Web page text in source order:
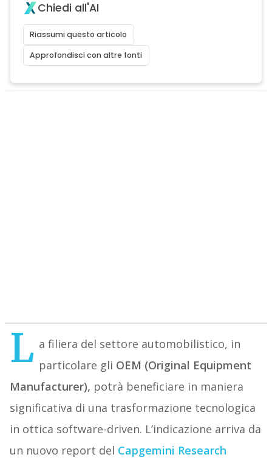
Chiedi all'AI
Riassumi questo articolo
Approfondisci con altre fonti
L a filiera del settore automobilistico, in
particolare gli OEM (Original Equipment
Manufacturer), potrà beneficiare in maniera
significativa di una trasformazione tecnologica
in ottica software-driven. L’indicazione arriva da
un nuovo report del Capgemini Research